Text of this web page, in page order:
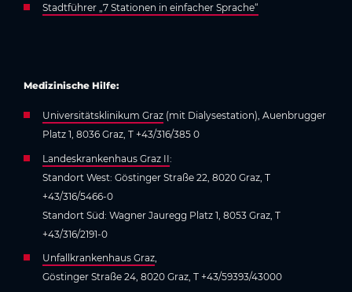
Stadtführer „7 Stationen in einfacher Sprache“
Medizinische Hilfe:
Universitätsklinikum Graz (mit Dialysestation), Auenbrugger
Platz 1, 8036 Graz, T +43/316/385 0
Landeskrankenhaus Graz II:
Standort West: Göstinger Straße 22, 8020 Graz, T
+43/316/5466-0
Standort Süd: Wagner Jauregg Platz 1, 8053 Graz, T
+43/316/2191-0
Unfallkrankenhaus Graz
Göstinger Straße 24, 8020 Graz, T +43/59393/43000